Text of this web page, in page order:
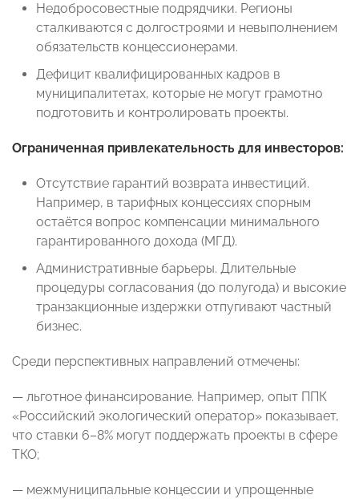
Недобросовестные подрядчики. Регионы
сталкиваются с долгостроями и невыполнением
обязательств концессионерами.
Дефицит квалифицированных кадров в
муниципалитетах, которые не могут грамотно
подготовить и контролировать проекты.
Ограниченная привлекательность для инвесторов:
Отсутствие гарантий возврата инвестиций.
Например, в тарифных концессиях спорным
остаётся вопрос компенсации минимального
гарантированного дохода (МГД).
Административные барьеры. Длительные
процедуры согласования (до полугода) и высокие
транзакционные издержки отпугивают частный
бизнес.
Среди перспективных направлений отмечены:
— льготное финансирование. Например, опыт ППК
«Российский экологический оператор» показывает,
что ставки 6–8% могут поддержать проекты в сфере
ТКО;
— межмуниципальные концессии и упрощенные